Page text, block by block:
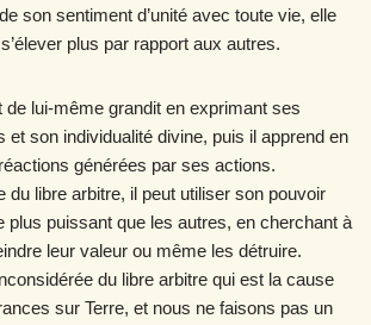
son sentiment d’unité avec toute vie, elle
plus par rapport aux autres.
de lui-même grandit en exprimant ses
et son individualité divine, puis il apprend en
générées par ses actions.
du libre arbitre, il peut utiliser son pouvoir
plus puissant que les autres, en cherchant à
leur valeur ou même les détruire.
du libre arbitre qui est la cause
sur Terre, et nous ne faisons pas un